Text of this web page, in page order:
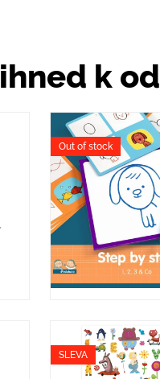
k
Out of stock
SLEVA